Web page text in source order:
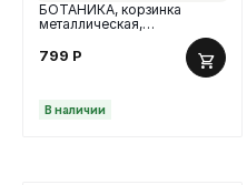
БОТАНИКА, корзинка
металлическая,
деревянные ручки, цв. микс
799 Р
В наличии